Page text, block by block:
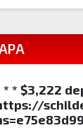
* * $3,222